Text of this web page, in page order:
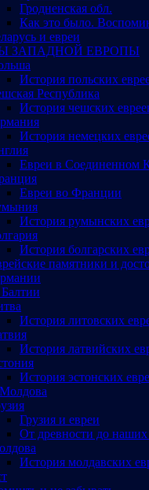
Гродненская обл.
Как это было.
и евреи
ЗАПАДНОЙ ЕВРОПЫ
История польских
Республика
История чешских
История немецких
Евреи в Соединенном
Евреи во Франции
История румынских
История болгарских
памятники и
История литовских
История латвийских
История эстонских
Грузия и евреи
От древности до
История молдавских